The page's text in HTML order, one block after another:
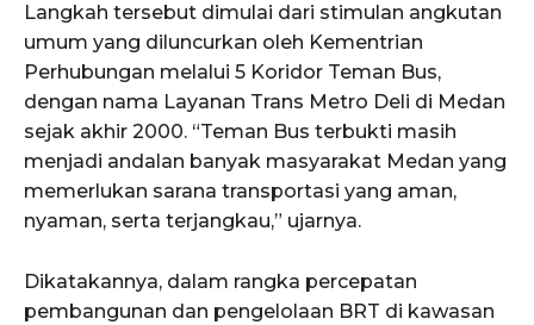
Langkah tersebut dimulai dari stimulan angkutan
umum yang diluncurkan oleh Kementrian
Perhubungan melalui 5 Koridor Teman Bus,
dengan nama Layanan Trans Metro Deli di Medan
sejak akhir 2000. “Teman Bus terbukti masih
menjadi andalan banyak masyarakat Medan yang
memerlukan sarana transportasi yang aman,
nyaman, serta terjangkau,” ujarnya.
Dikatakannya, dalam rangka percepatan
pembangunan dan pengelolaan BRT di kawasan